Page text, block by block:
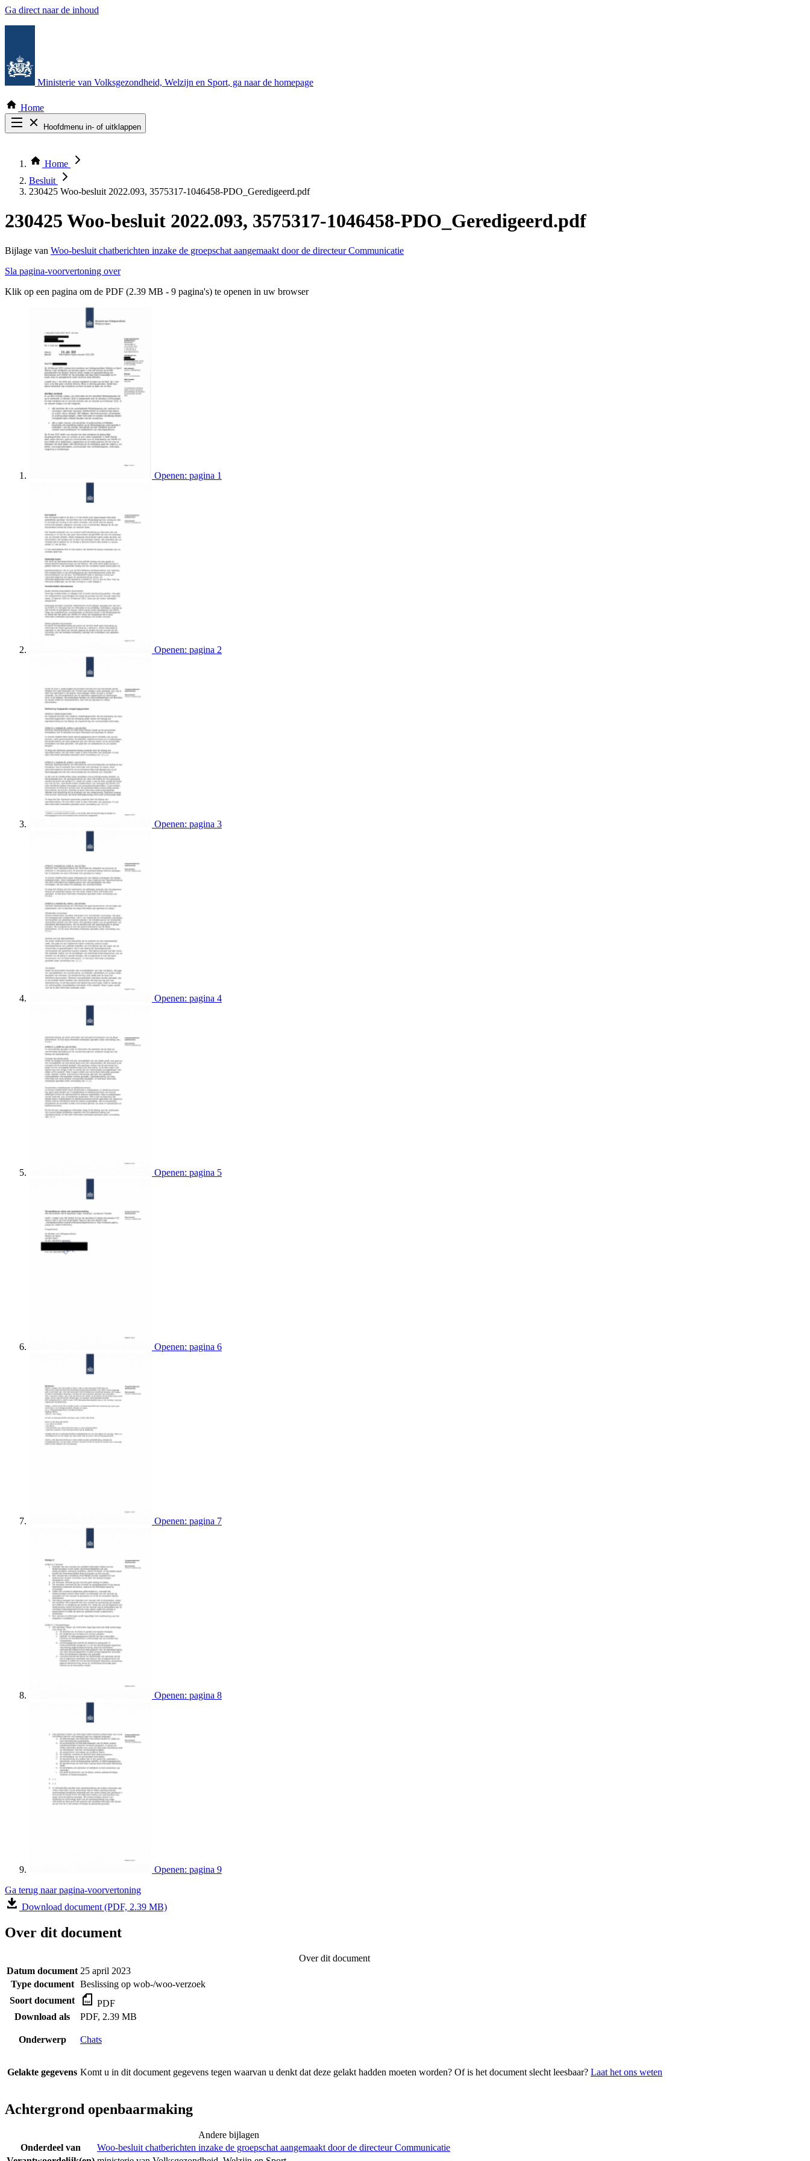
Ga direct naar de inhoud
Ministerie van Volksgezondheid, Welzijn en Sport, ga naar de homepage
Home
Hoofdmenu in- of uitklappen
Thema COVID-19
Bekijk per bestuursorgaan
Home
Besluit
230425 Woo-besluit 2022.093, 3575317-1046458-PDO_Geredigeerd.pdf
230425 Woo-besluit 2022.093, 3575317-1046458-PDO_Geredigeerd.pdf
Bijlage van Woo-besluit chatberichten inzake de groepschat aangemaakt door de directeur Communicatie
Sla pagina-voorvertoning over
Klik op een pagina om de PDF (2.39 MB - 9 pagina's) te openen in uw browser
Openen: pagina 1
Openen: pagina 2
Openen: pagina 3
Openen: pagina 4
Openen: pagina 5
Openen: pagina 6
Openen: pagina 7
Openen: pagina 8
Openen: pagina 9
Ga terug naar pagina-voorvertoning
Download document (PDF, 2.39 MB)
Over dit document
Over dit document
Datum document 25 april 2023
Type document
Beslissing op wob-/woo-verzoek
Soort document
PDF
Download als
PDF, 2.39 MB
Onderwerp Chats
Gelakte gegevens Komt u in dit document gegevens tegen waarvan u denkt dat deze gelakt hadden moeten worden? Of is het document slecht leesbaar? Laat het ons weten
Achtergrond openbaarmaking
Andere bijlagen
Onderdeel van
Woo-besluit chatberichten inzake de groepschat aangemaakt door de directeur Communicatie